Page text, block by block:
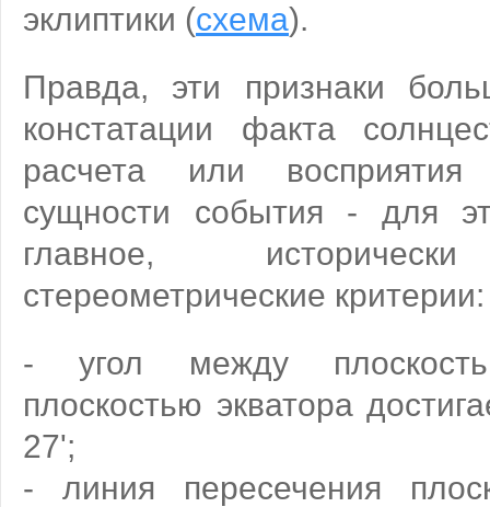
эклиптики (схема).
Правда, эти признаки
констатации факта
расчета или восприятия
сущности события - для
главное,
стереометрические критерии:
- угол между
плоскостью экватора
27';
- линия пересечения